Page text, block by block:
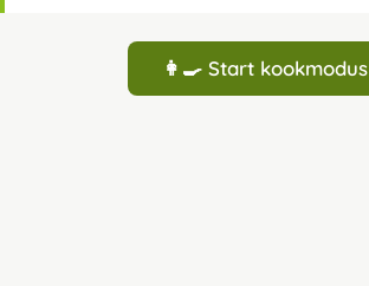
👩‍🍳 Start kookmodus